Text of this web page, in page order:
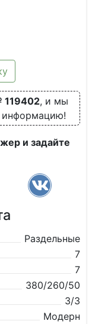
, и мы
и задайте
Раздельные
7
7
380/260/50
3/3
Модерн